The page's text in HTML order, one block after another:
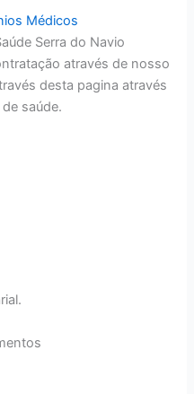
Médicos
Serra do Navio
através de nosso
desta pagina através
saúde.